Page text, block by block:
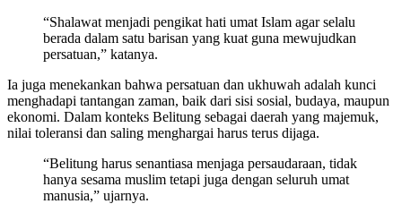
“Shalawat menjadi pengikat hati umat Islam agar selalu
berada dalam satu barisan yang kuat guna mewujudkan
persatuan,” katanya.
Ia juga menekankan bahwa persatuan dan ukhuwah adalah kunci
menghadapi tantangan zaman, baik dari sisi sosial, budaya, maupun
ekonomi. Dalam konteks Belitung sebagai daerah yang majemuk,
nilai toleransi dan saling menghargai harus terus dijaga.
“Belitung harus senantiasa menjaga persaudaraan, tidak
hanya sesama muslim tetapi juga dengan seluruh umat
manusia,” ujarnya.